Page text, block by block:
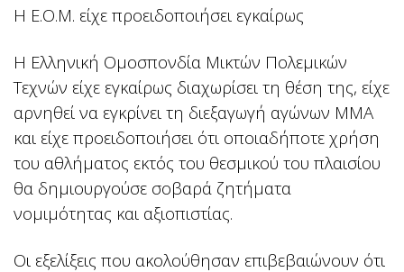
Η Ε.Ο.Μ. είχε προειδοποιήσει εγκαίρως
Η Ελληνική Ομοσπονδία Μικτών Πολεμικών
Τεχνών είχε εγκαίρως διαχωρίσει τη θέση της, είχε
αρνηθεί να εγκρίνει τη διεξαγωγή αγώνων MMA
και είχε προειδοποιήσει ότι οποιαδήποτε χρήση
του αθλήματος εκτός του θεσμικού του πλαισίου
θα δημιουργούσε σοβαρά ζητήματα
νομιμότητας και αξιοπιστίας.
Οι εξελίξεις που ακολούθησαν επιβεβαιώνουν ότι